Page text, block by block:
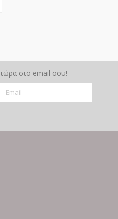
τώρα στο email σου!